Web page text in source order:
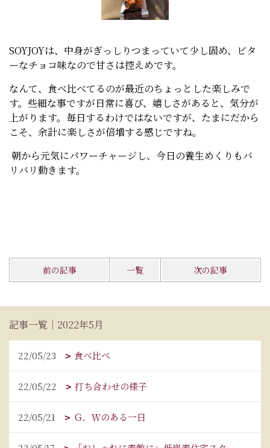
SOYJOYは、中身がぎっしりつまっていて少し固め、ビタ
ーなチョコ味なので甘さは控えめです。
なんて、食べ比べてるのが最近のちょっとした楽しみで
す。些細な事ですが日常に喜び、嬉しさがあると、気分が
上がります。毎日するわけではないですが、たまにだから
こそ、余計に楽しさが倍増する感じですね。
朝から元気にパワーチャージし、今日の養生めくりもバ
リバリ動きます。
前の記事 一覧 次の記事
記事一覧｜2022年5月
22/05/23 食べ比べ
22/05/22 打ち合わせの様子
22/05/21 Ｇ．Ｗのある一日